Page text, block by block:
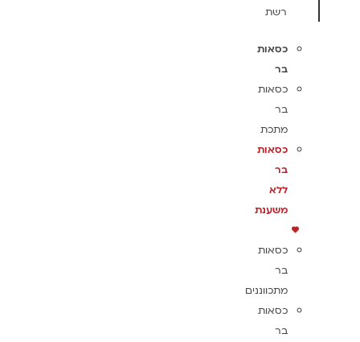
רשת
כסאות
בר
כסאות
בר
מתכת
כסאות
בר
ללא
משענת
כסאות
בר
מתכווננים
כסאות
בר